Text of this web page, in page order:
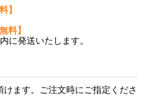
】
料】
に発送いたします。
ます。ご注文時にご指定くださ